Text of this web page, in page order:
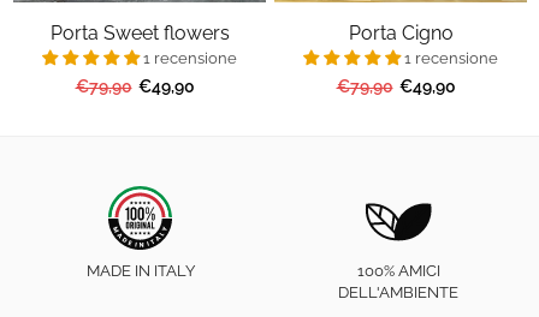
Porta Sweet flowers
1 recensione
Prezzo
€79,90 €49,90
Porta Cigno
1 recensione
Prezzo
€79,90 €49,90
MADE IN ITALY
100% AMICI
DELL'AMBIENTE